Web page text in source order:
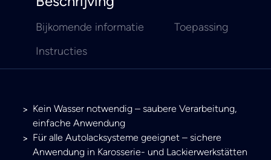
Bijkomende informatie
Toepassing
Instructies
Kein Wasser notwendig – saubere Verarbeitung,
einfache Anwendung
Für alle Autolacksysteme geeignet – sichere
Anwendung in Karosserie- und Lackierwerkstätten